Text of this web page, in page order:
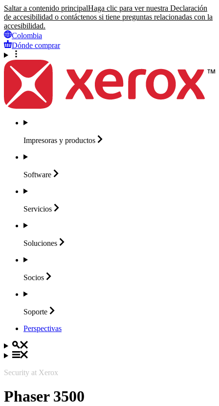
Saltar a contenido principalHaga clic para ver nuestra Declaración
de accesibilidad o contáctenos si tiene preguntas relacionadas con la
accesibilidad.
Colombia
Dónde comprar
Impresoras y productos
Software
Servicios
Soluciones
Socios
Soporte
Perspectivas
Security at Xerox
Phaser 3500